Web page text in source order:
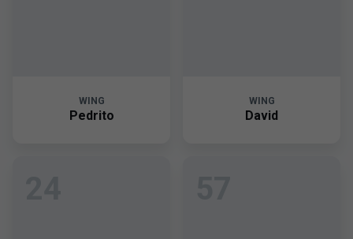
WING
Pedrito
WING
David